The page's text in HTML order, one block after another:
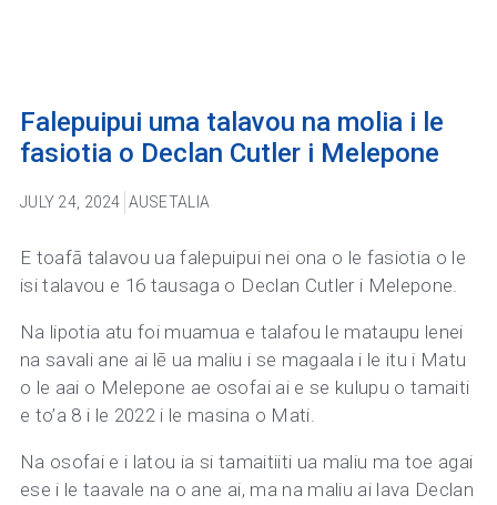
Falepuipui uma talavou na molia i le
fasiotia o Declan Cutler i Melepone
JULY 24, 2024 AUSETALIA
E toafā talavou ua falepuipui nei ona o le fasiotia o le
isi talavou e 16 tausaga o Declan Cutler i Melepone.
Na lipotia atu foi muamua e talafou le mataupu lenei
na savali ane ai lē ua maliu i se magaala i le itu i Matu
o le aai o Melepone ae osofai ai e se kulupu o tamaiti
e to’a 8 i le 2022 i le masina o Mati.
Na osofai e i latou ia si tamaitiiti ua maliu ma toe agai
ese i le taavale na o ane ai, ma na maliu ai lava Declan